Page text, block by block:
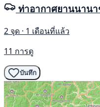
ท่าอากาศยานนาน
2 จุด · 1 เดือนที่แล้ว
11 การดู
บันทึก